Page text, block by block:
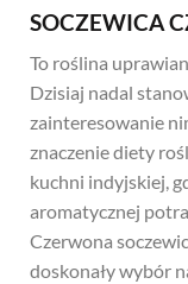
SOCZEWICA
To roślina
Dzisiaj nadal
zainteresowanie
znaczenie diety
kuchni indyjskiej,
aromatycznej
Czerwona
doskonały wybór